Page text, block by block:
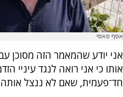
אסף פאסי
אני יודע שהמאמר הזה מסוכן
אותו כי אני רואה לנגד עיניי
חד־פעמית, שאם לא ננצל אותה,